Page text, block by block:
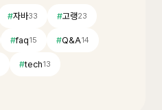
#자바33 #고랭23
#faq15 #Q&A14
#tech13